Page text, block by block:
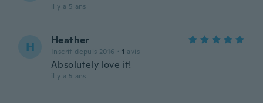
il y a 5 ans
H Heather
Inscrit depuis 2016 · 1 avis
Absolutely love it!
il y a 5 ans